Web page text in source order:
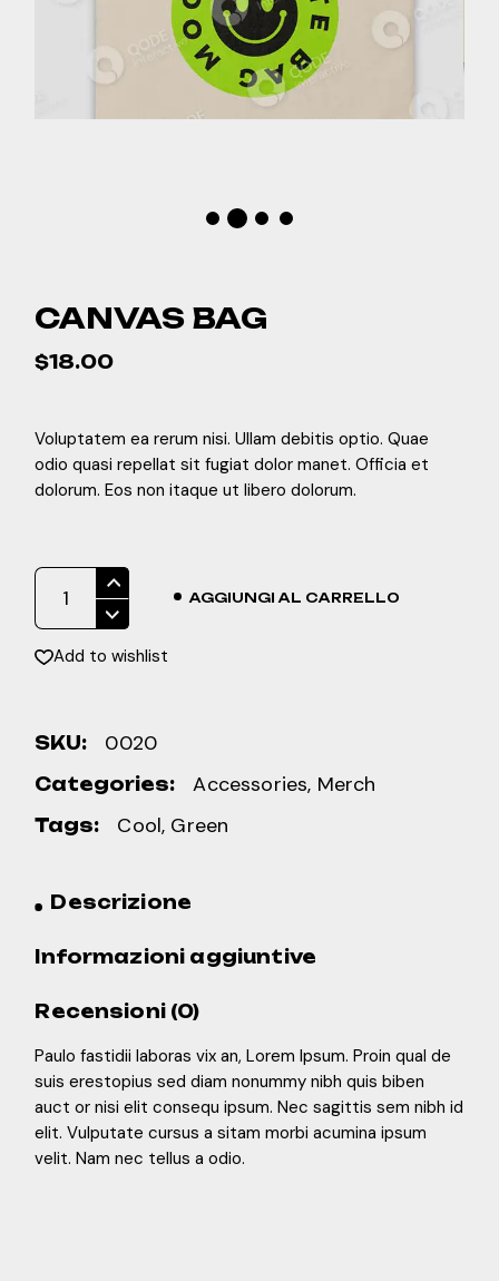
CANVAS BAG
$18.00
Voluptatem ea rerum nisi. Ullam debitis optio. Quae
odio quasi repellat sit fugiat dolor manet. Officia et
dolorum. Eos non itaque ut libero dolorum.
Canvas Bag quantity
AGGIUNGI AL CARRELLO
Add to wishlist
SKU: 0020
Categories: Accessories, Merch
Tags: Cool, Green
Descrizione
Informazioni aggiuntive
Recensioni (0)
Paulo fastidii laboras vix an, Lorem Ipsum. Proin qual de
suis erestopius sed diam nonummy nibh quis biben
auct or nisi elit consequ ipsum. Nec sagittis sem nibh id
elit. Vulputate cursus a sitam morbi acumina ipsum
velit. Nam nec tellus a odio.